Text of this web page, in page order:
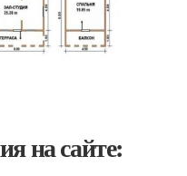
на сайте: